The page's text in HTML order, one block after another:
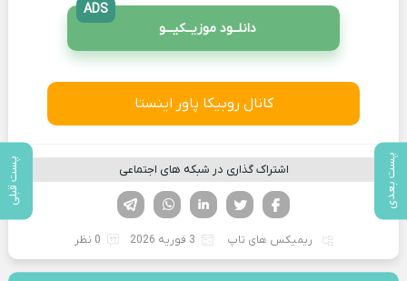
پست بعدی پست قبلی
دانلــود موزیــکیـــو
ADS
کانال روبیکا پاور اینستا
اشتراک گذاری در شبکه های اجتماعی
لینکدین تویتر
فیسوک
ریمیکس های تاپ 3 فوریه 2026 0 نظر